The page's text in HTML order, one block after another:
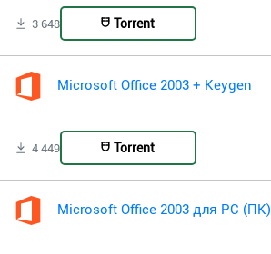
3 648 Torrent
Microsoft Office 2003 + Keygen
4 449 Torrent
Microsoft Office 2003 для PC (ПК)